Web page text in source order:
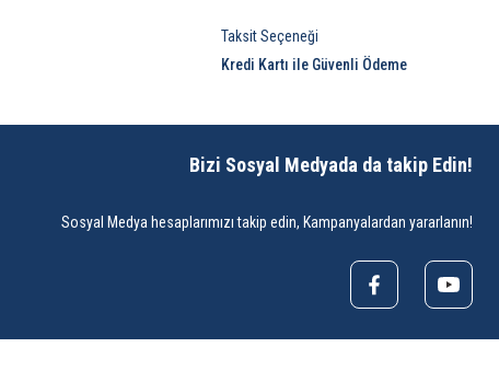
Taksit Seçeneği
Kredi Kartı ile Güvenli Ödeme
Bizi Sosyal Medyada da takip Edin!
Sosyal Medya hesaplarımızı takip edin, Kampanyalardan yararlanın!